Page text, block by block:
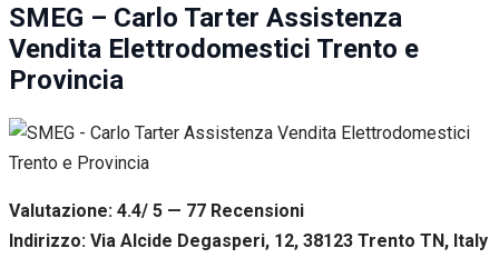
SMEG – Carlo Tarter Assistenza
Vendita Elettrodomestici Trento e
Provincia
Valutazione: 4.4/ 5 — 77 Recensioni
Indirizzo: Via Alcide Degasperi, 12, 38123 Trento TN, Italy